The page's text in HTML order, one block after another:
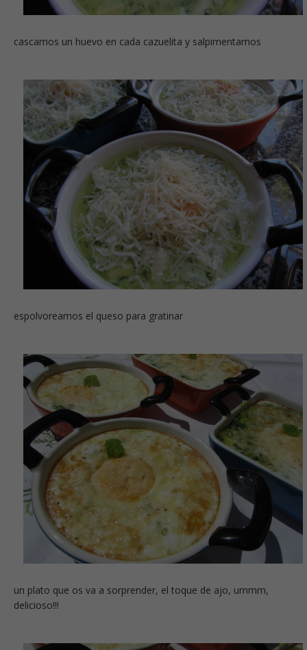
cascamos un huevo en cada cazuelita y salpimentamos
espolvoreamos el queso para gratinar
un plato que os va a sorprender, el toque de ajo, ummm,
delicioso!!!